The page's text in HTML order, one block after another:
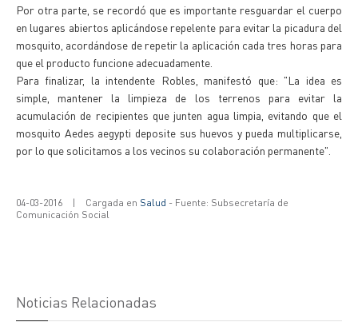
Por otra parte, se recordó que es importante resguardar el cuerpo
en lugares abiertos aplicándose repelente para evitar la picadura del
mosquito, acordándose de repetir la aplicación cada tres horas para
que el producto funcione adecuadamente.
Para finalizar, la intendente Robles, manifestó que: "La idea es
simple, mantener la limpieza de los terrenos para evitar la
acumulación de recipientes que junten agua limpia, evitando que el
mosquito Aedes aegypti deposite sus huevos y pueda multiplicarse,
por lo que solicitamos a los vecinos su colaboración permanente".
04-03-2016 | Cargada en Salud - Fuente: Subsecretaría de
Comunicación Social
Noticias Relacionadas